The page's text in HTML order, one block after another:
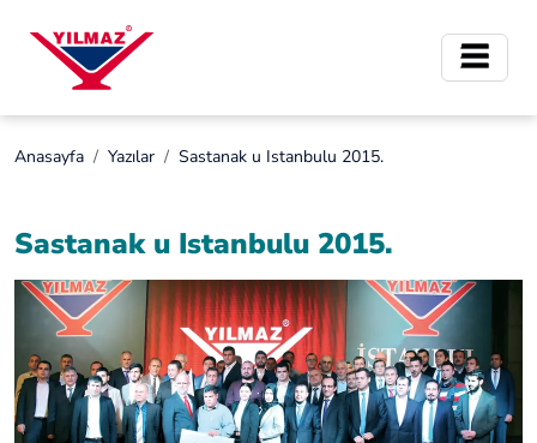
Anasayfa Yazılar Sastanak u Istanbulu 2015.
Sastanak u Istanbulu 2015.